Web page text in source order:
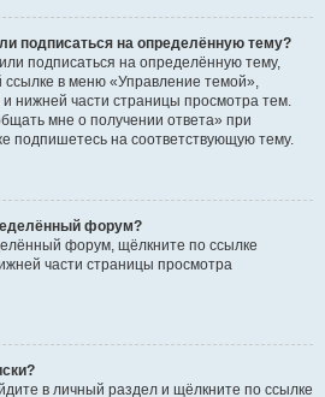
подписаться на определённую тему?
подписаться на определённую тему,
ссылке в меню «Управление темой»,
и нижней части страницы просмотра тем.
мне о получении ответа» при
подпишетесь на соответствующую тему.
форум?
форум, щёлкните по ссылке
части страницы просмотра
в личный раздел и щёлкните по ссылке